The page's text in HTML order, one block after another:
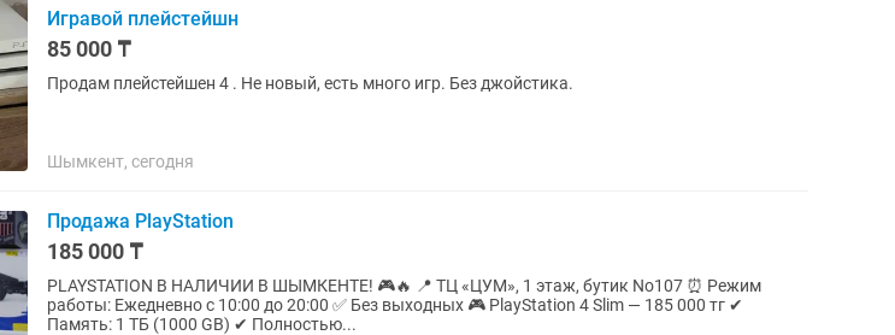
Игравой плейстейшн
85 000 ₸
Продам плейстейшен 4 . Не новый, есть много игр. Без джойстика.
Шымкент, сегодня
Продажа PlayStation
185 000 ₸
PLAYSTATION В НАЛИЧИИ В ШЫМКЕНТЕ! 🎮🔥 📍 ТЦ «ЦУМ», 1 этаж, бутик No107 ⏰ Режим
работы: Ежедневно с 10:00 до 20:00 ✅ Без выходных 🎮 PlayStation 4 Slim — 185 000 тг ✔
Память: 1 ТБ (1000 GB) ✔ Полностью...